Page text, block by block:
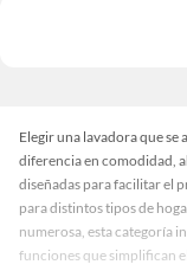
Elegir una lavadora que
diferencia en comodidad,
diseñadas para facilitar el
para distintos tipos de
numerosa, esta categoría
funciones que simplifican